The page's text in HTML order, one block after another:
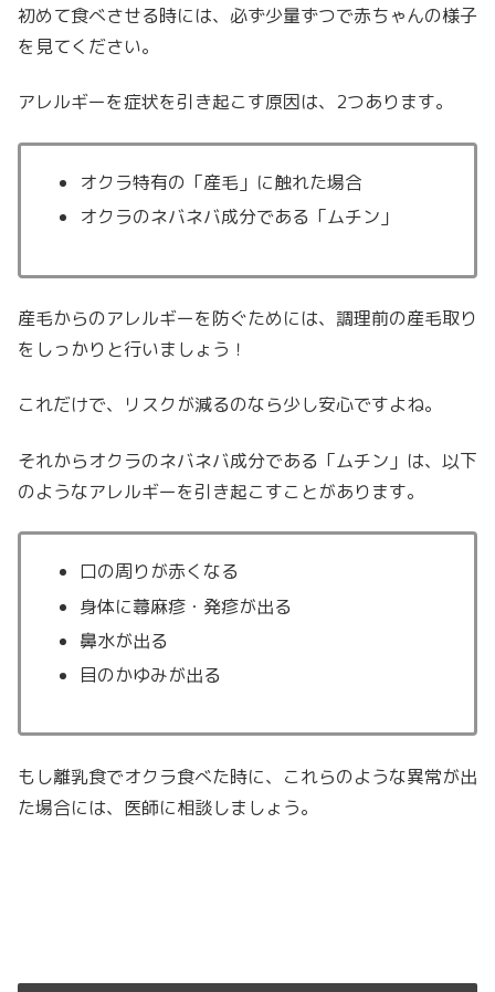
初めて食べさせる時には、必ず少量ずつで赤ちゃんの様子
を見てください。
アレルギーを症状を引き起こす原因は、2つあります。
オクラ特有の「産毛」に触れた場合
オクラのネバネバ成分である「ムチン」
産毛からのアレルギーを防ぐためには、調理前の産毛取り
をしっかりと行いましょう！
これだけで、リスクが減るのなら少し安心ですよね。
それからオクラのネバネバ成分である「ムチン」は、以下
のようなアレルギーを引き起こすことがあります。
口の周りが赤くなる
身体に蕁麻疹・ 発疹が出る
鼻水が出る
目のかゆみが出る
もし離乳食でオクラ食べた時に、これらのような異常が出
た場合には、医師に相談しましょう。